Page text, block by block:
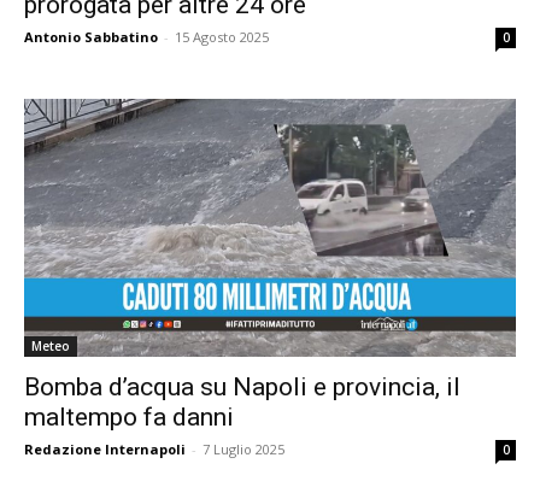
Antonio Sabbatino - 15 Agosto 2025 0
Meteo
Bomba d’acqua su Napoli e provincia, il
maltempo fa danni
Redazione Internapoli - 7 Luglio 2025 0